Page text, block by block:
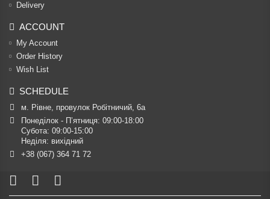
Delivery
ACCOUNT
My Account
Order History
Wish List
SCHEDULE
м. Рівне, провулок Робітничий, 6а
Понеділок - П’ятниця: 09:00-18:00
Субота: 09:00-15:00
Неділя: вихідний
+38 (067) 364 71 72